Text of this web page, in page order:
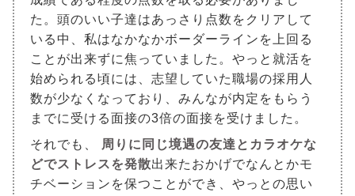
た。頭のいい子達はあっさり点数をクリアして
いる中、私はなかなかボーダーラインを上回る
ことが出来ずに焦っていました。やっと就活を
始められる頃には、志望していた職場の採用人
数が少なくなっており、みんなが内定をもらう
までに受ける面接の3倍の面接を受けました。
それでも、
周りに同じ境遇の友達とカラオケな
どでストレスを発散出来たおかげでなんとかモ
チベーションを保つことができ、やっとの思い